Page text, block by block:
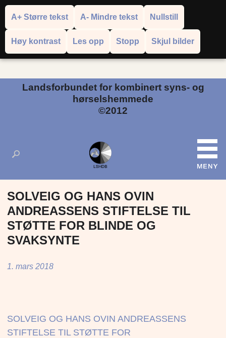
A+ Større tekst A- Mindre tekst Nullstill
Høy kontrast Les opp Stopp Skjul bilder
Landsforbundet for kombinert syns- og
hørselshemmede
©2012
SOLVEIG OG HANS OVIN
ANDREASSENS STIFTELSE TIL
STØTTE FOR BLINDE OG
SVAKSYNTE
1. mars 2018
SOLVEIG OG HANS OVIN ANDREASSENS
STIFTELSE TIL STØTTE FOR
Powered by Translate